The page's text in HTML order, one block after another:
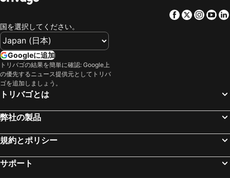
Karlsplatz Parkanlagen
バーンホーフシティ ヴィーン ヴェスト
ウィーン市庁舎
City Airport Train
英雄広場
Nyugati Railway Station
マリアヒルファー通り
セーチューニ鎖橋
Kálvin tér metro station
7th District
Déli Train Station
Hauptbahnhof Graz
Facebook
Twitter
国を選択してください。
Googleに追加
トリバゴの結果を簡単に確認: Google上
の優先するニュース提供元としてトリバ
ゴを追加しましょう。
トリバゴとは
弊社の製品
規約とポリシー
サポート